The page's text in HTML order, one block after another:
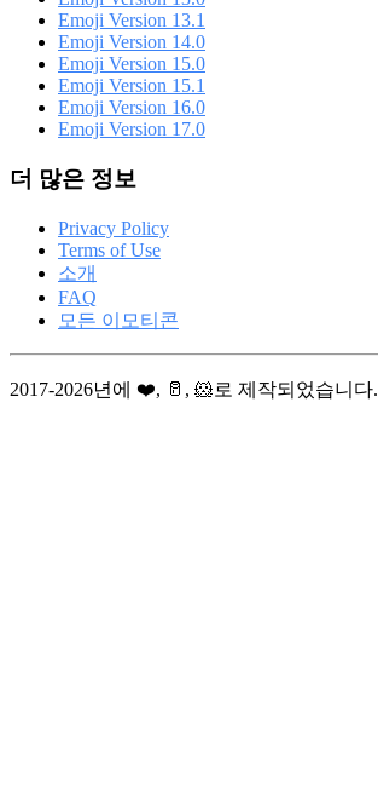
Emoji Version 13.1
Emoji Version 14.0
Emoji Version 15.0
Emoji Version 15.1
Emoji Version 16.0
Emoji Version 17.0
더 많은 정보
Privacy Policy
Terms of Use
소개
FAQ
모든 이모티콘
2017-2026년에 ❤️, 🥛, 🐹로 제작되었습니다.